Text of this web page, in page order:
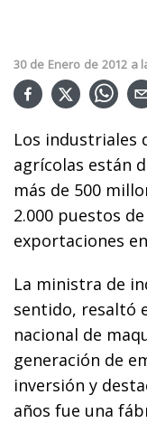
30 de Enero de 2012 a
Los industriales
agrícolas están
más de 500
2.000 puestos
exportaciones
La ministra de
sentido, resaltó
nacional de
generación de
inversión y
años fue una